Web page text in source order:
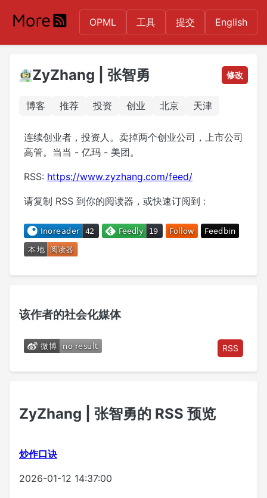
OPML 工具 提交 English
ZyZhang | 张智勇 修改
博客 推荐 投资 创业 北京 天津
连续创业者，投资人。卖掉两个创业公司，上市公司
高管。当当 - 亿玛 - 美团。
RSS: https://www.zyzhang.com/feed/
请复制 RSS 到你的阅读器，或快速订阅到 :
ZyZhang | 张智勇的 RSS 预览
炒作口诀
2026-01-12 14:37:00
该作者的社会化媒体
RSS